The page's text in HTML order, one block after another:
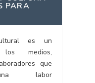
PARA
es un
los medios,
que
labor